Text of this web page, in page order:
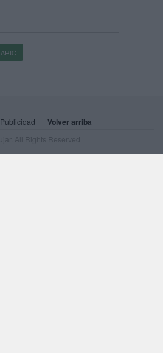
Publicidad Volver arriba